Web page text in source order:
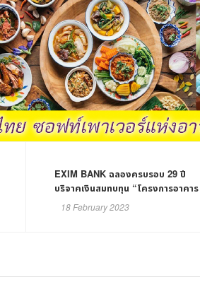
EXIM BANK ฉลองครบรอบ 29 ปี
บริจาคเงินสมทบทุน “โครงการอาคาร
รพ.รามาธิบดีและย่านนวัตกรรมโยธี
มูลนิธิรามาธิบดี”￼
18 February 2023